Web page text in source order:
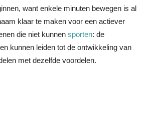
want enkele minuten bewegen is al
klaar te maken voor een actiever
die niet kunnen sporten: de
kunnen leiden tot de ontwikkeling van
met dezelfde voordelen.